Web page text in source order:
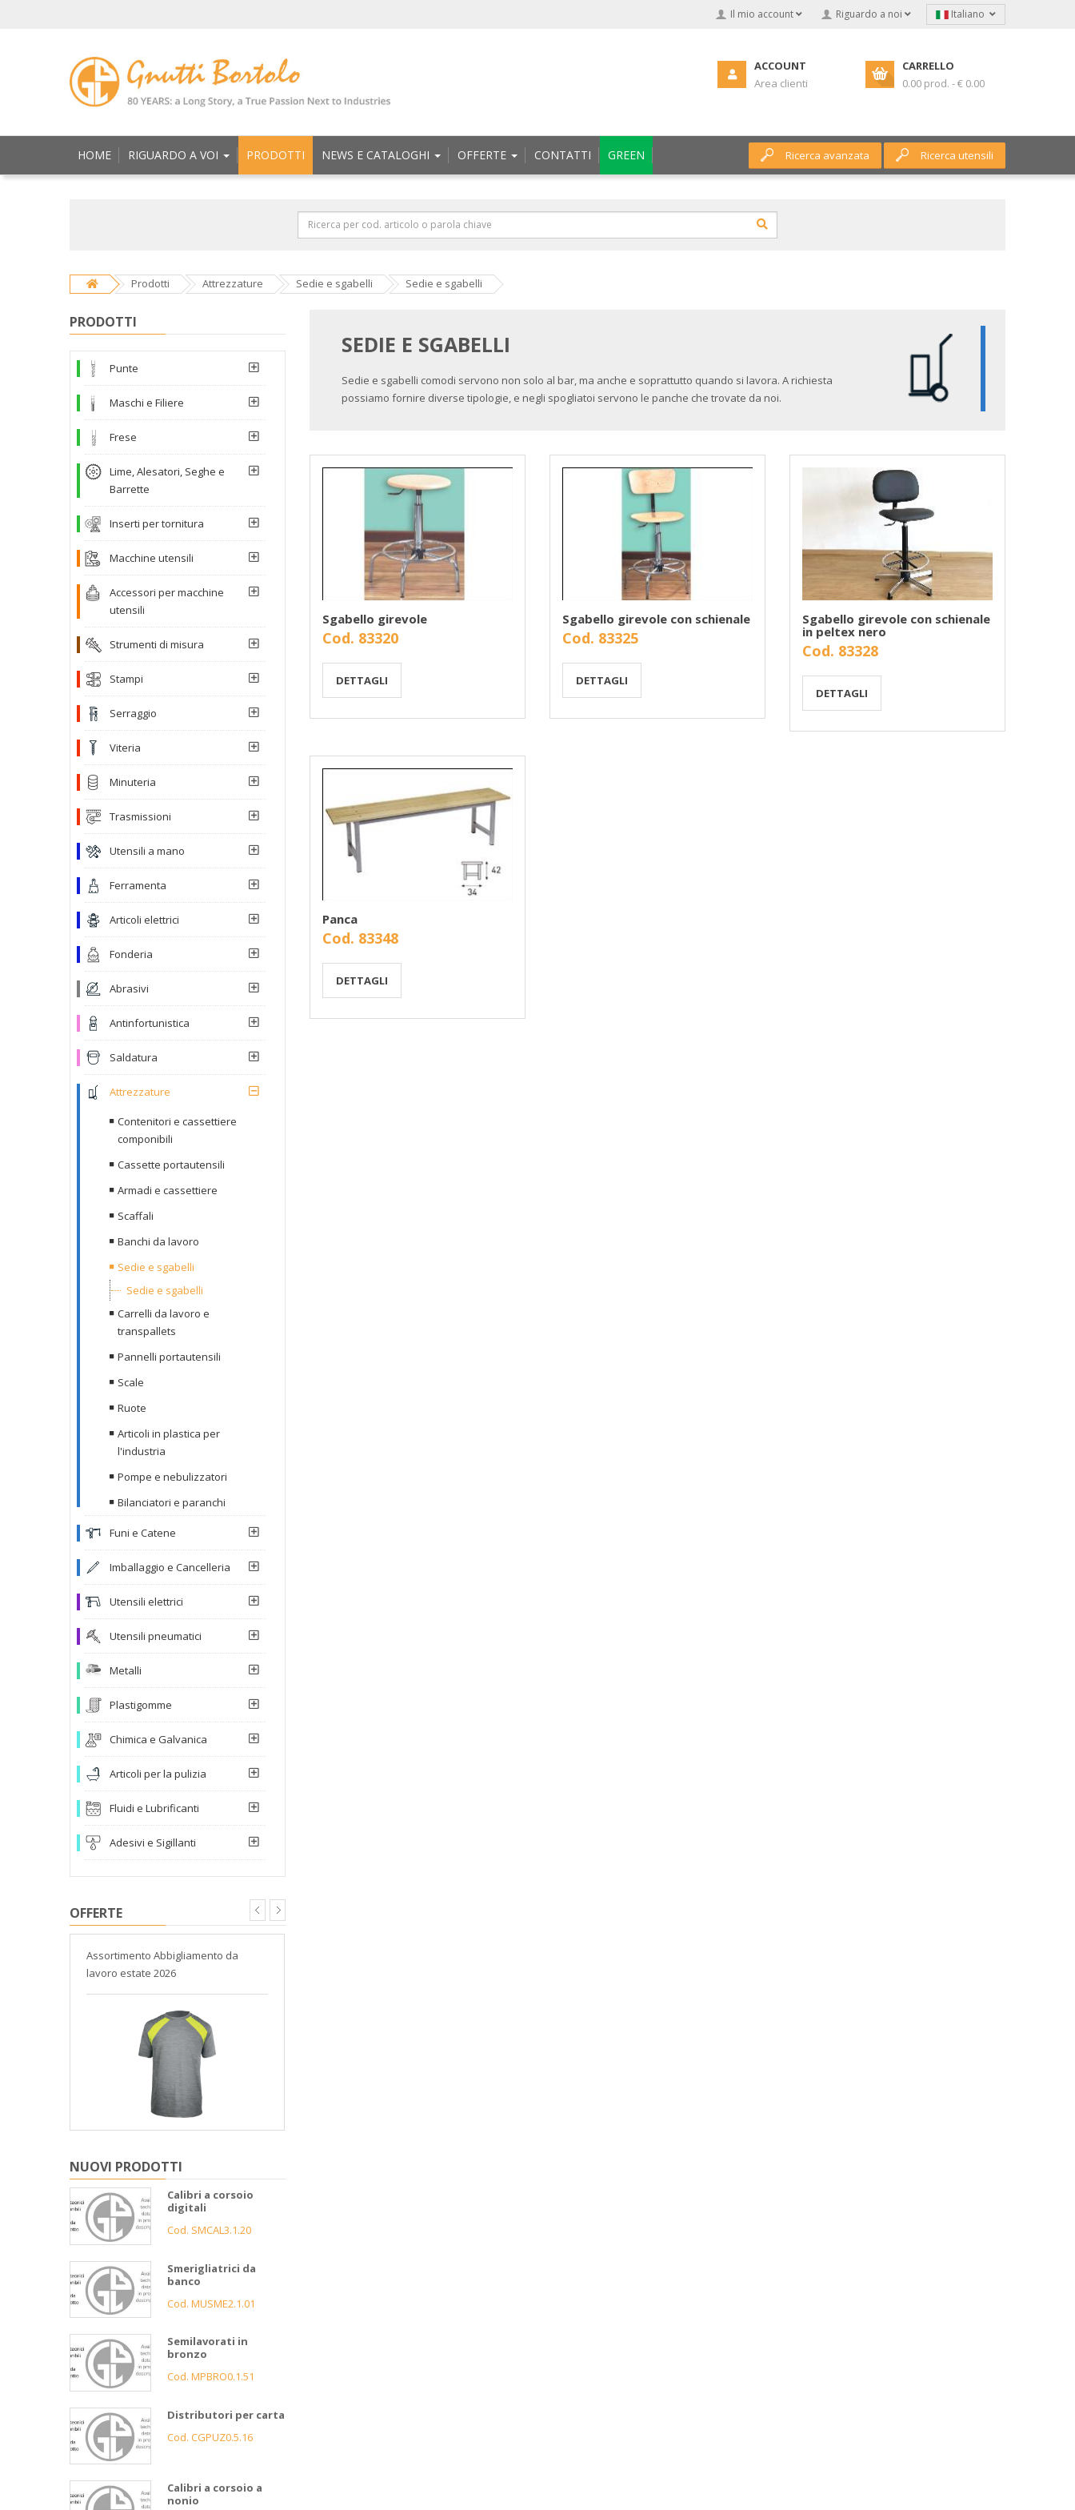
Il mio account Riguardo a noi Italiano
ACCOUNT
Area clienti
CARRELLO
0.00 prod. - € 0.00
HOME RIGUARDO A VOI PRODOTTI NEWS E CATALOGHI OFFERTE CONTATTI GREEN Ricerca avanzata Ricerca utensili
Prodotti Attrezzature Sedie e sgabelli Sedie e sgabelli
SEDIE E SGABELLI
Sedie e sgabelli comodi servono non solo al bar, ma anche e soprattutto quando si lavora. A richiesta
possiamo fornire diverse tipologie, e negli spogliatoi servono le panche che trovate da noi.
Sgabello girevole
Cod. 83320
DETTAGLI
Sgabello girevole con schienale
Cod. 83325
DETTAGLI
Sgabello girevole con schienale
in peltex nero
Cod. 83328
DETTAGLI
Panca
Cod. 83348
DETTAGLI
PRODOTTI
Punte
Maschi e Filiere
Frese
Lime, Alesatori, Seghe e
Barrette
Inserti per tornitura
Macchine utensili
Accessori per macchine
utensili
Strumenti di misura
Stampi
Serraggio
Viteria
Minuteria
Trasmissioni
Utensili a mano
Ferramenta
Articoli elettrici
Fonderia
Abrasivi
Antinfortunistica
Saldatura
Attrezzature
Contenitori e cassettiere
componibili
Cassette portautensili
Armadi e cassettiere
Scaffali
Banchi da lavoro
Sedie e sgabelli
Sedie e sgabelli
Carrelli da lavoro e
transpallets
Pannelli portautensili
Scale
Ruote
Articoli in plastica per
l'industria
Pompe e nebulizzatori
Bilanciatori e paranchi
Funi e Catene
Imballaggio e Cancelleria
Utensili elettrici
Utensili pneumatici
Metalli
Plastigomme
Chimica e Galvanica
Articoli per la pulizia
Fluidi e Lubrificanti
Adesivi e Sigillanti
OFFERTE
Assortimento Abbigliamento da
lavoro estate 2026
NUOVI PRODOTTI
Calibri a corsoio
digitali
Cod. SMCAL3.1.20
Smerigliatrici da
banco
Cod. MUSME2.1.01
Semilavorati in
bronzo
Cod. MPBRO0.1.51
Distributori per carta
Cod. CGPUZ0.5.16
Calibri a corsoio a
nonio